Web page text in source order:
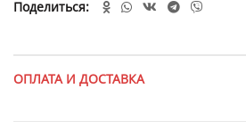
Поделиться
ОПЛАТА И ДОСТАВКА